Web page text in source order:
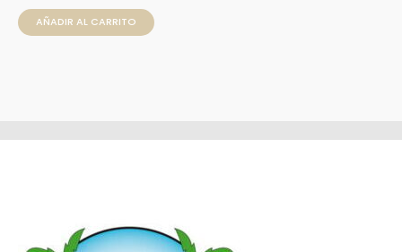
AÑADIR AL CARRITO